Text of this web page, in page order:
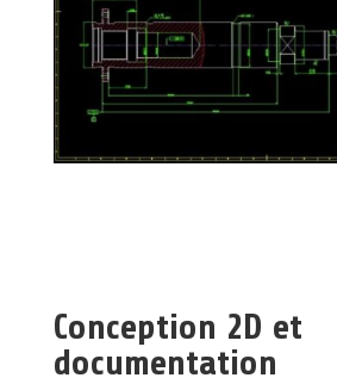
Conception 2D et
documentation